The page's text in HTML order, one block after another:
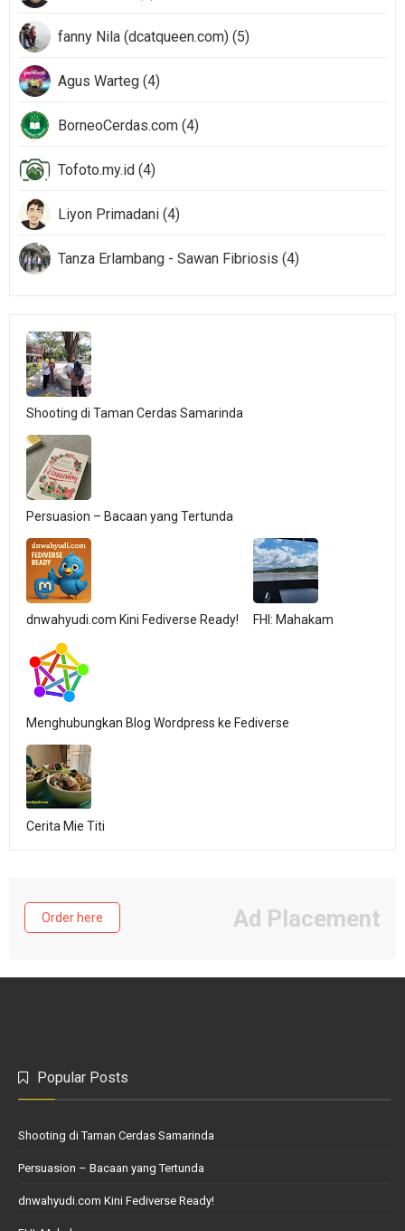
fanny Nila (dcatqueen.com) (5)
Agus Warteg (4)
BorneoCerdas.com (4)
Tofoto.my.id (4)
Liyon Primadani (4)
Tanza Erlambang - Sawan Fibriosis (4)
Shooting di Taman Cerdas Samarinda
Persuasion – Bacaan yang Tertunda
dnwahyudi.com Kini Fediverse Ready! FHI: Mahakam
Menghubungkan Blog Wordpress ke Fediverse
Cerita Mie Titi
Order here Ad Placement
Popular Posts
Shooting di Taman Cerdas Samarinda
Persuasion – Bacaan yang Tertunda
dnwahyudi.com Kini Fediverse Ready!